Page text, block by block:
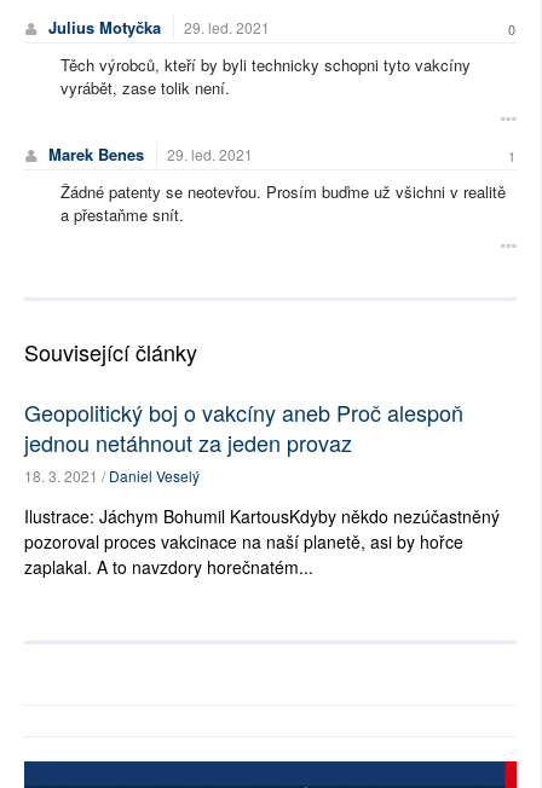
Julius Motyčka 29. led. 2021 0
Těch výrobců, kteří by byli technicky schopni tyto vakcíny
vyrábět, zase tolik není.
Marek Benes 29. led. 2021 1
Žádné patenty se neotevřou. Prosím buďme už všichni v realitě
a přestaňme snít.
Související články
Geopolitický boj o vakcíny aneb Proč alespoň
jednou netáhnout za jeden provaz
18. 3. 2021 /Daniel Veselý
Ilustrace: Jáchym Bohumil KartousKdyby někdo nezúčastněný
pozoroval proces vakcinace na naší planetě, asi by hořce
zaplakal. A to navzdory horečnatém...